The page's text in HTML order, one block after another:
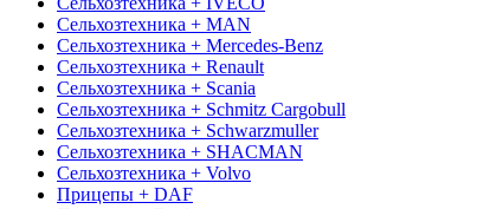
Сельхозтехника + MAN
Сельхозтехника + Mercedes-Benz
Сельхозтехника + Renault
Сельхозтехника + Scania
Сельхозтехника + Schmitz Cargobull
Сельхозтехника + Schwarzmuller
Сельхозтехника + SHACMAN
Сельхозтехника + Volvo
Прицепы + DAF